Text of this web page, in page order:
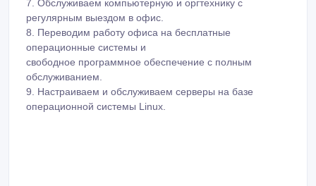
7. Обслуживаем компьютерную и оргтехнику с
регулярным выездом в офис.
8. Переводим работу офиса на бесплатные
операционные системы и
свободное программное обеспечение с полным
обслуживанием.
9. Настраиваем и обслуживаем серверы на базе
операционной системы Linux.